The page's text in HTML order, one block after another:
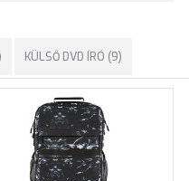
KÜLSŐ DVD ÍRÓ (9)